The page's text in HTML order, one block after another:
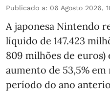
Publicado a: 06 Agosto 2026,
A japonesa Nintendo
líquido de 147.423
809 milhões de
aumento de 53,5% em
período do ano